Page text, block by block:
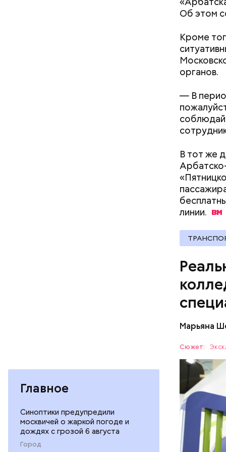
Главное
Синоптики предупредили
москвичей о жаркой погоде и
дождях с грозой 6 августа
Город
Об этом
Кроме
органов.
— В
В тот же
линии.
Марьяна
Сюжет:
— С
Поэтому
учебы,
— Увидев,
мне было
Мария